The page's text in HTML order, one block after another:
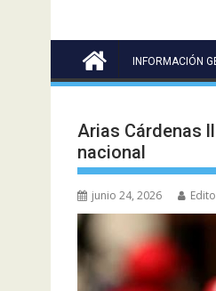
INFORMACIÓN
Arias Cárdenas
nacional
junio 24, 2026